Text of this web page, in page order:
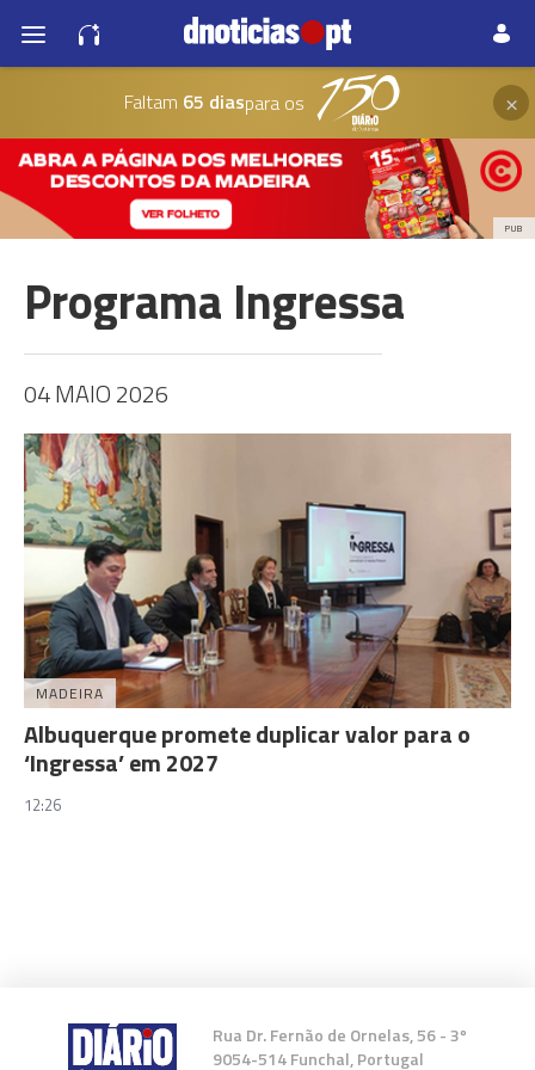
Faltam 65 diaspara os ×
PUB
Programa Ingressa
04 MAIO 2026
MADEIRA
Albuquerque promete duplicar valor para o
‘Ingressa’ em 2027
12:26
Rua Dr. Fernão de Ornelas, 56 - 3º
9054-514 Funchal, Portugal